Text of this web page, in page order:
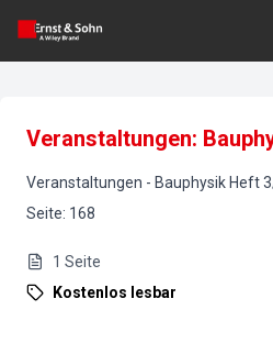
Veranstaltungen:
Veranstaltungen - Bauphysik Heft3
Seite: 168
1 Seite
Kostenlos lesbar